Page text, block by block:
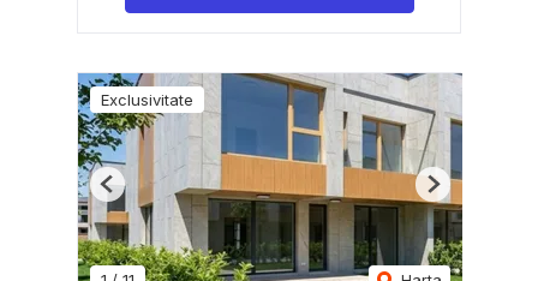
Exclusivitate
Previous Next